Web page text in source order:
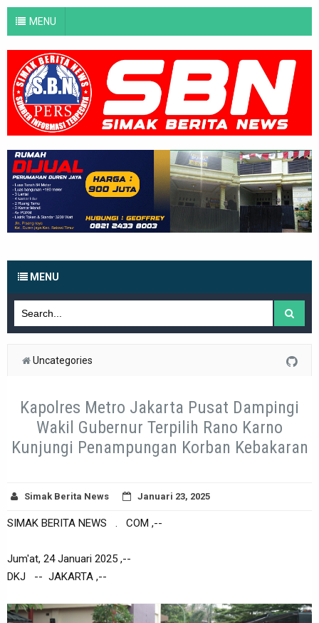
MENU
MENU
Uncategories
Kapolres Metro Jakarta Pusat Dampingi
Wakil Gubernur Terpilih Rano Karno
Kunjungi Penampungan Korban Kebakaran
Simak Berita News Januari 23, 2025
SIMAK BERITA NEWS . COM ,--
Jum'at, 24 Januari 2025 ,--
DKJ -- JAKARTA ,--